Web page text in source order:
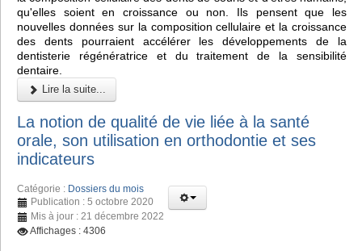
qu'elles soient en croissance ou non. Ils pensent que les
nouvelles données sur la composition cellulaire et la croissance
des dents pourraient accélérer les développements de la
dentisterie régénératrice et du traitement de la sensibilité
dentaire.
Lire la suite...
La notion de qualité de vie liée à la santé
orale, son utilisation en orthodontie et ses
indicateurs
Catégorie : Dossiers du mois
Publication : 5 octobre 2020
Mis à jour : 21 décembre 2022
Affichages : 4306